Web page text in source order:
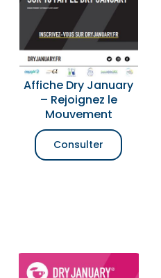
Affiche Dry January
– Rejoignez le
Mouvement
Consulter